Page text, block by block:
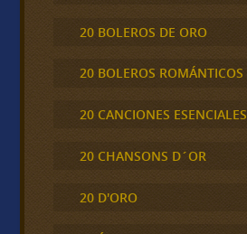
20 BOLEROS DE ORO
20 BOLEROS ROMÁNTICOS
20 CANCIONES ESENCIALES
20 CHANSONS D´OR
20 D'ORO